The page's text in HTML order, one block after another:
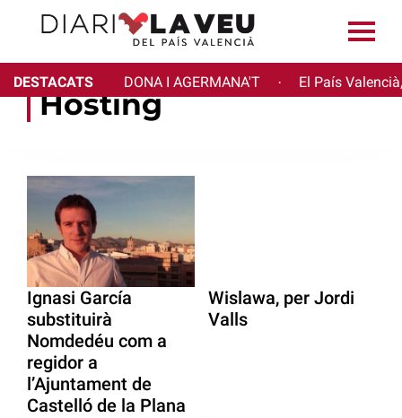
DESTACATS DONA I AGERMANA'T · El País
Hosting
Ignasi García
substituirà
Nomdedéu com a
regidor a
l’Ajuntament de
Castelló de la Plana
Wislawa, per Jordi
Valls